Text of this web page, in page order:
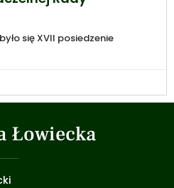
się XVII posiedzenie
Łowiecka